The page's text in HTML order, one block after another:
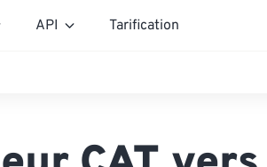
API Tarification